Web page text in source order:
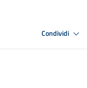
Condividi